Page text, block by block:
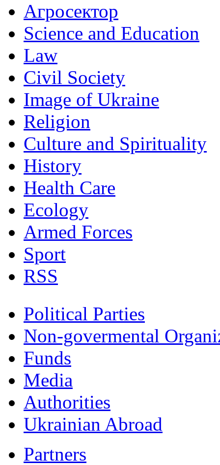
Агросектор
Science and Education
Law
Civil Society
Image of Ukraine
Religion
Culture and Spirituality
History
Health Care
Ecology
Armed Forces
Sport
RSS
Political Parties
Non-govermental
Funds
Мedia
Authorities
Ukrainian Abroad
Partners